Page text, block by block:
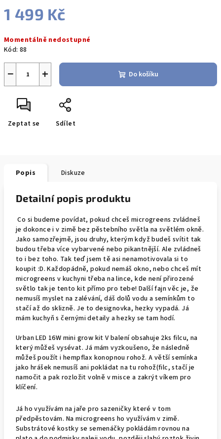
1 499 Kč
cena:
Momentálně nedostupné
Kód: 88
+
− Do košíku
Zeptat se Sdílet
Popis Diskuze
Detailní popis produktu
Co si budeme povídat, pokud chceš microgreens zvládneš
je dokonce i v zimě bez pěstebního světla na světlém okně.
Jako samozřejmě, jsou druhy, kterým když budeš svítit tak
budou třeba více vybarvené nebo pikantnější. Ale zvládneš
to i bez toho. Tak teď jsem tě asi nenamotivovala si to
koupit :D. Každopádně, pokud nemáš okno, nebo chceš mít
microgreens v kuchyni třeba na lince, kde není přirozené
světlo tak je tento kit přímo pro tebe! Další fajn věc je, že
nemusíš myslet na zalévání, dáš dolů vodu a semínkům to
stačí až do sklizně. Je to designovka, hezky vypadá. Já
mám kuchyň s černými detaily a hezky se tam hodí.
Urban LED 16W mini grow kit V balení obsahuje 2ks filcu, na
který můžeš vysévat. Já mám vyzkoušeno, že následně
můžeš použít i hempflax konopnou rohož. A větší semínka
jako hrášek nemusíš ani pokládat na tu rohož(filc, stačí je
namočit a pak rozložit volně v misce a zakrýt víkem pro
klíčení.
Já ho využívám na jaře pro sazeničky které v tom
předpěstovám. Na microgreens ho využívám v zimě.
Substrátové kostky se semenáčky pokládám rovnou na